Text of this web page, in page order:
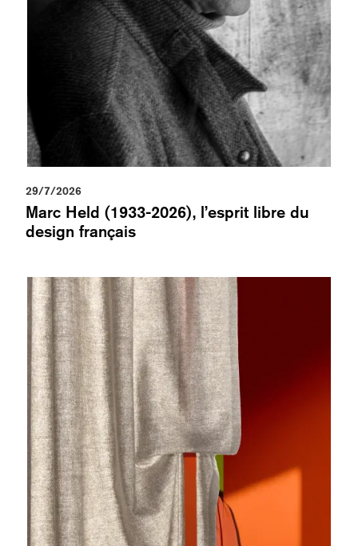
29/7/2026
Marc Held (1933-2026), l’esprit libre du
design français